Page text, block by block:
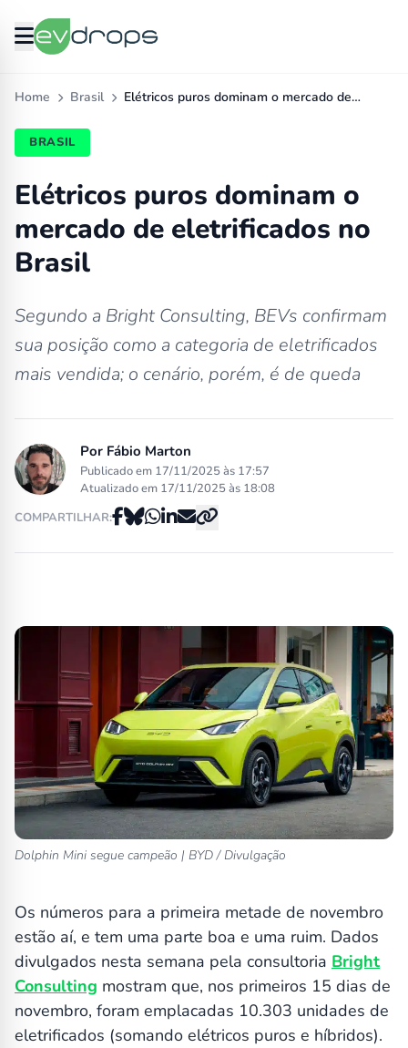
Home Brasil Elétricos puros dominam o mercado de…
BRASIL
Elétricos puros dominam o
mercado de eletrificados no
Brasil
Segundo a Bright Consulting, BEVs confirmam
sua posição como a categoria de eletrificados
mais vendida; o cenário, porém, é de queda
Por Fábio Marton
Publicado em 17/11/2025 às 17:57
Atualizado em 17/11/2025 às 18:08
COMPARTILHAR:
Dolphin Mini segue campeão | BYD / Divulgação
Os números para a primeira metade de novembro
estão aí, e tem uma parte boa e uma ruim. Dados
divulgados nesta semana pela consultoria Bright
Consulting mostram que, nos primeiros 15 dias de
novembro, foram emplacadas 10.303 unidades de
eletrificados (somando elétricos puros e híbridos).